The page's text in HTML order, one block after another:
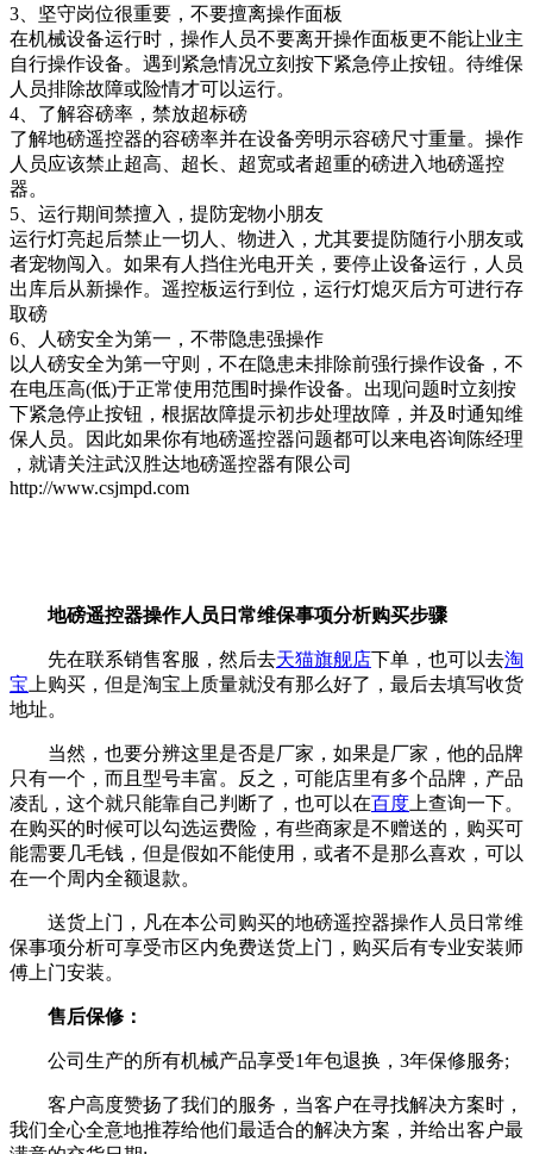
3、坚守岗位很重要，不要擅离操作面板
在机械设备运行时，操作人员不要离开操作面板更不能让业主
自行操作设备。遇到紧急情况立刻按下紧急停止按钮。待维保
人员排除故障或险情才可以运行。
4、了解容磅率，禁放超标磅
了解地磅遥控器的容磅率并在设备旁明示容磅尺寸重量。操作
人员应该禁止超高、超长、超宽或者超重的磅进入地磅遥控
器。
5、运行期间禁擅入，提防宠物小朋友
运行灯亮起后禁止一切人、物进入，尤其要提防随行小朋友或
者宠物闯入。如果有人挡住光电开关，要停止设备运行，人员
出库后从新操作。遥控板运行到位，运行灯熄灭后方可进行存
取磅
6、人磅安全为第一，不带隐患强操作
以人磅安全为第一守则，不在隐患未排除前强行操作设备，不
在电压高(低)于正常使用范围时操作设备。出现问题时立刻按
下紧急停止按钮，根据故障提示初步处理故障，并及时通知维
保人员。因此如果你有地磅遥控器问题都可以来电咨询陈经理
，就请关注武汉胜达地磅遥控器有限公司
http://www.csjmpd.com
地磅遥控器操作人员日常维保事项分析购买步骤
先在联系销售客服，然后去天猫旗舰店下单，也可以去淘
宝 上购买，但是淘宝上质量就没有那么好了，最后去填写收货
地址。
当然，也要分辨这里是否是厂家，如果是厂家，他的品牌
只有一个，而且型号丰富。反之，可能店里有多个品牌，产品
凌乱，这个就只能靠自己判断了，也可以在百度 上查询一下。
在购买的时候可以勾选运费险，有些商家是不赠送的，购买可
能需要几毛钱，但是假如不能使用，或者不是那么喜欢，可以
在一个周内全额退款。
送货上门，凡在本公司购买的地磅遥控器操作人员日常维
保事项分析可享受市区内免费送货上门，购买后有专业安装师
傅上门安装。
售后保修：
公司生产的所有机械产品享受1年包退换，3年保修服务;
客户高度赞扬了我们的服务，当客户在寻找解决方案时，
我们全心全意地推荐给他们最适合的解决方案，并给出客户最